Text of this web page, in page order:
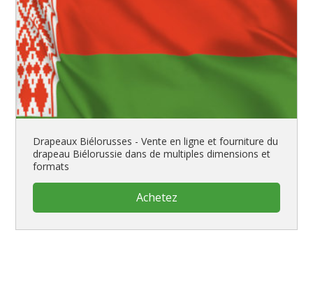
Drapeaux Biélorusses - Vente en ligne et fourniture du
drapeau Biélorussie dans de multiples dimensions et
formats
Achetez